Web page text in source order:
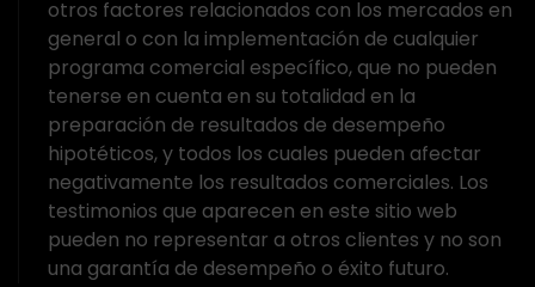
otros factores relacionados con los mercados en
general o con la implementación de cualquier
programa comercial específico, que no pueden
tenerse en cuenta en su totalidad en la
preparación de resultados de desempeño
hipotéticos, y todos los cuales pueden afectar
negativamente los resultados comerciales. Los
testimonios que aparecen en este sitio web
pueden no representar a otros clientes y no son
una garantía de desempeño o éxito futuro.